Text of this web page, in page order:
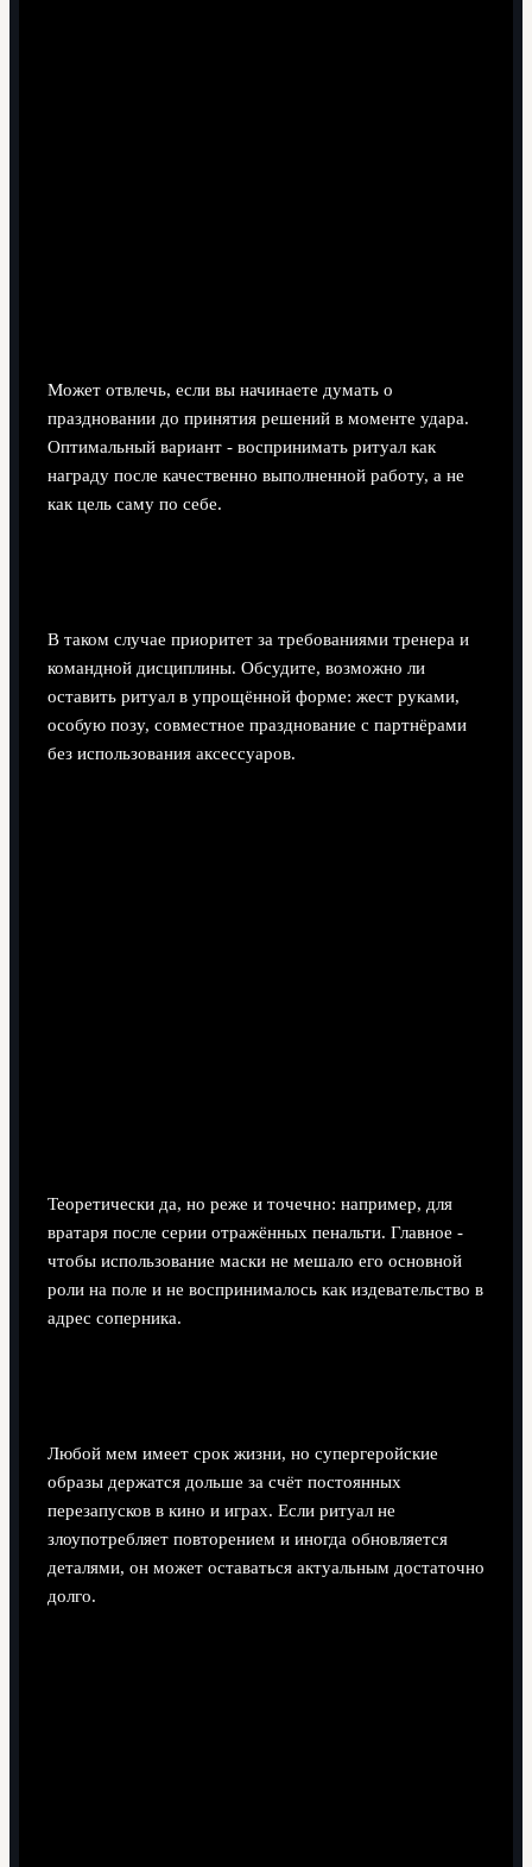
Может отвлечь, если вы начинаете думать о
праздновании до принятия решений в моменте удара.
Оптимальный вариант - воспринимать ритуал как
награду после качественно выполненной работу, а не
как цель саму по себе.
В таком случае приоритет за требованиями тренера и
командной дисциплины. Обсудите, возможно ли
оставить ритуал в упрощённой форме: жест руками,
особую позу, совместное празднование с партнёрами
без использования аксессуаров.
Теоретически да, но реже и точечно: например, для
вратаря после серии отражённых пенальти. Главное -
чтобы использование маски не мешало его основной
роли на поле и не воспринималось как издевательство в
адрес соперника.
Любой мем имеет срок жизни, но супергеройские
образы держатся дольше за счёт постоянных
перезапусков в кино и играх. Если ритуал не
злоупотребляет повторением и иногда обновляется
деталями, он может оставаться актуальным достаточно
долго.